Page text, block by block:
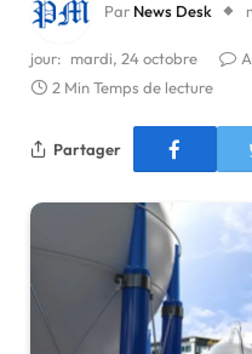
Par News Desk
jour: mardi, 24 octobre
2 Min Temps de lecture
Partager